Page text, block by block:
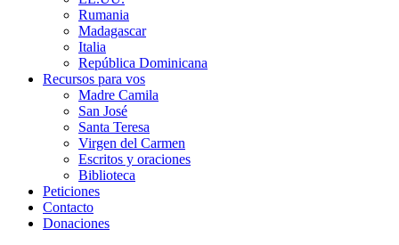
Rumania
Madagascar
Italia
República Dominicana
Recursos para vos
Madre Camila
San José
Santa Teresa
Virgen del Carmen
Escritos y oraciones
Biblioteca
Peticiones
Contacto
Donaciones